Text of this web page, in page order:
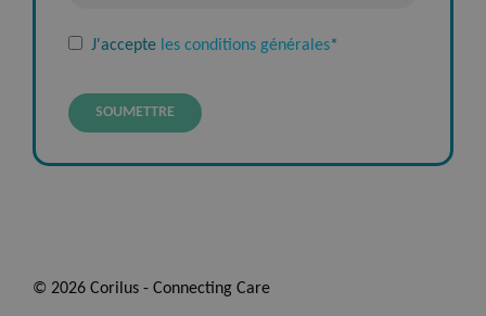
J'accepte les conditions générales*
© 2026 Corilus - Connecting Care